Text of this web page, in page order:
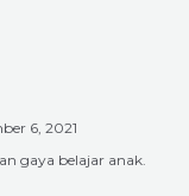
6, 2021
gaya belajar anak.